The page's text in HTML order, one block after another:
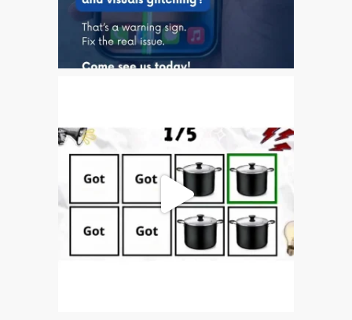
iPhone and iPad Charging
Problem Repair
it (Italiano)
Apple iPad Tablet
MacBook a Dundee –
Alimentatori
Computer Apple Mac
ricondizionati a Dundee
Contattaci
Irriducibili fan di Apple per